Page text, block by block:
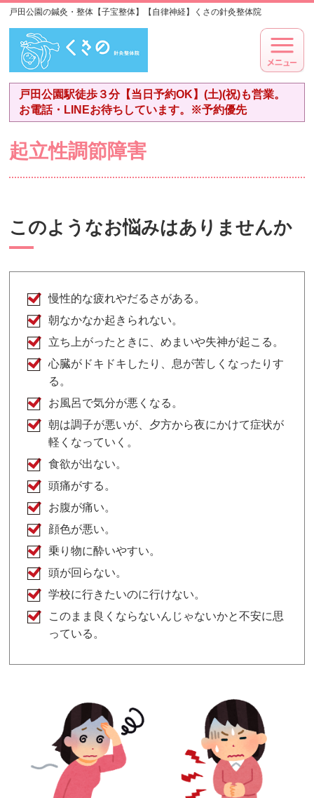
戸田公園の鍼灸・整体【子宝整体】【自律神経】くさの針灸整体院
戸田公園駅徒歩３分【当日予約OK】(土)(祝)も営業。
お電話・LINEお待ちしています。※予約優先
起立性調節障害
このようなお悩みはありませんか
慢性的な疲れやだるさがある。
朝なかなか起きられない。
立ち上がったときに、めまいや失神が起こる。
心臓がドキドキしたり、息が苦しくなったりす
る。
お風呂で気分が悪くなる。
朝は調子が悪いが、夕方から夜にかけて症状が
軽くなっていく。
食欲が出ない。
頭痛がする。
お腹が痛い。
顔色が悪い。
乗り物に酔いやすい。
頭が回らない。
学校に行きたいのに行けない。
このまま良くならないんじゃないかと不安に思
っている。